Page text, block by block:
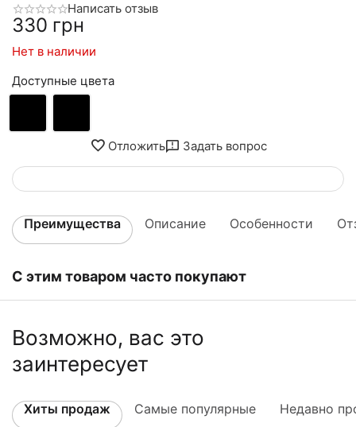
Написать отзыв
‍330‍ грн
Нет в наличии
Доступные цвета
Отложить Задать вопрос
Преимущества Описание Особенности
С этим товаром часто покупают
Возможно, вас это
заинтересует
Хиты продаж Самые популярные Недавно